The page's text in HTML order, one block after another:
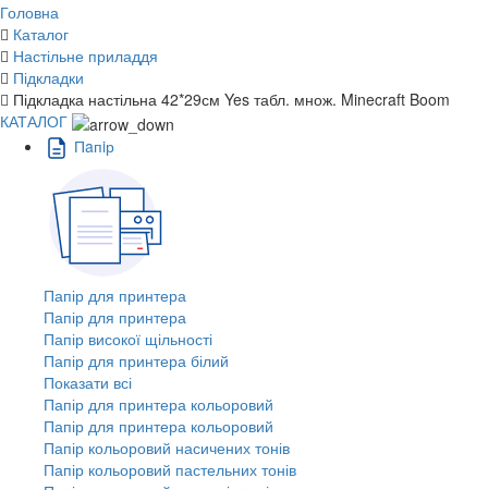
Головна
Каталог
Настільне приладдя
Підкладки
Підкладка настільна 42*29см Yes табл. множ. Minecraft Boom
КАТАЛОГ
Пaпiр
Папір для принтера
Папір для принтера
Папір високої щільності
Папір для принтера білий
Показати всі
Папір для принтера кольоровий
Папір для принтера кольоровий
Папір кольоровий насичених тонів
Папір кольоровий пастельних тонів